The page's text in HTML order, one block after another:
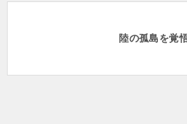
陸の孤島を覚